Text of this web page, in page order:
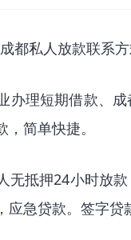
都私人放款联系方
办理短期借款、
简单快捷。
无抵押24小时放
急贷款。签字贷